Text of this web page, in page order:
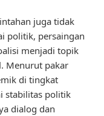
juga tidak
politik, persaingan
menjadi topik
Menurut pakar
di tingkat
stabilitas politik
dialog dan